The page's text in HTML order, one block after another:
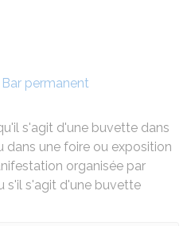
Bar permanent
s'agit d'une buvette dans
dans une foire ou exposition
organisée par
s'il s'agit d'une buvette